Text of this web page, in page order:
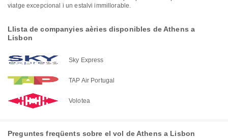
viatge excepcional i un estalvi immillorable.
Llista de companyies aèries disponibles de Athens a
Lisbon
Sky Express
TAP Air Portugal
Volotea
Preguntes freqüents sobre el vol de Athens a Lisbon